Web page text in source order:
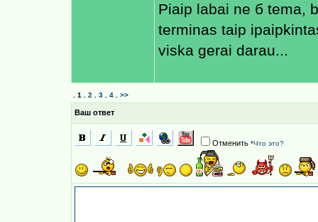
Рiaip labai ne б temа,
terminas taip
viska gerai darau...
1 2 3 4 >>
Ваш ответ
Отменить *Что это?